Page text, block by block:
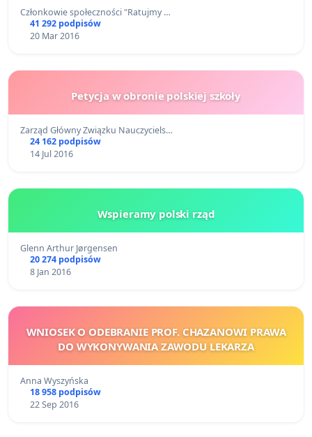
Członkowie społeczności "Ratujmy …
41 292 podpisów
20 Mar 2016
Petycja w obronie polskiej szkoły
Zarząd Główny Związku Nauczyciels…
24 162 podpisów
14 Jul 2016
Wspieramy polski rząd
Glenn Arthur Jørgensen
20 274 podpisów
8 Jan 2016
WNIOSEK O ODEBRANIE PROF. CHAZANOWI PRAWA
DO WYKONYWANIA ZAWODU LEKARZA
Anna Wyszyńska
18 958 podpisów
22 Sep 2016